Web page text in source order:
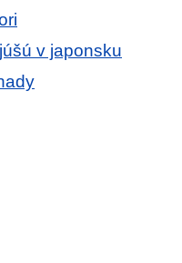
v japonsku